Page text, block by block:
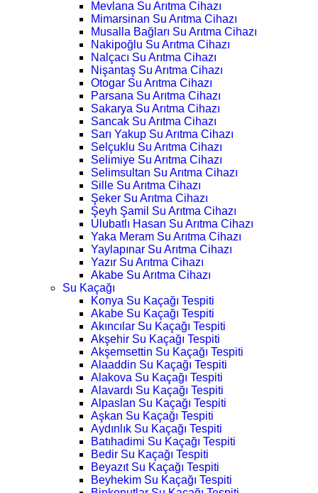
Mevlana Su Arıtma Cihazı
Mimarsinan Su Arıtma Cihazı
Musalla Bağları Su Arıtma Cihazı
Nakipoğlu Su Arıtma Cihazı
Nalçacı Su Arıtma Cihazı
Nişantaş Su Arıtma Cihazı
Otogar Su Arıtma Cihazı
Parsana Su Arıtma Cihazı
Sakarya Su Arıtma Cihazı
Sancak Su Arıtma Cihazı
Sarı Yakup Su Arıtma Cihazı
Selçuklu Su Arıtma Cihazı
Selimiye Su Arıtma Cihazı
Selimsultan Su Arıtma Cihazı
Sille Su Arıtma Cihazı
Şeker Su Arıtma Cihazı
Şeyh Şamil Su Arıtma Cihazı
Ulubatlı Hasan Su Arıtma Cihazı
Yaka Meram Su Arıtma Cihazı
Yaylapınar Su Arıtma Cihazı
Yazır Su Arıtma Cihazı
Akabe Su Arıtma Cihazı
Su Kaçağı
Konya Su Kaçağı Tespiti
Akabe Su Kaçağı Tespiti
Akıncılar Su Kaçağı Tespiti
Akşehir Su Kaçağı Tespiti
Akşemsettin Su Kaçağı Tespiti
Alaaddin Su Kaçağı Tespiti
Alakova Su Kaçağı Tespiti
Alavardı Su Kaçağı Tespiti
Alpaslan Su Kaçağı Tespiti
Aşkan Su Kaçağı Tespiti
Aydınlık Su Kaçağı Tespiti
Batıhadimi Su Kaçağı Tespiti
Bedir Su Kaçağı Tespiti
Beyazıt Su Kaçağı Tespiti
Beyhekim Su Kaçağı Tespiti